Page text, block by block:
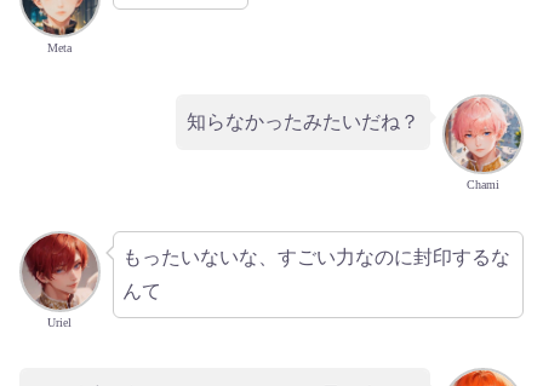
Meta
Chami
知らなかったみたいだね？
Uriel
もったいないな、すごい力なのに封印するな
んて